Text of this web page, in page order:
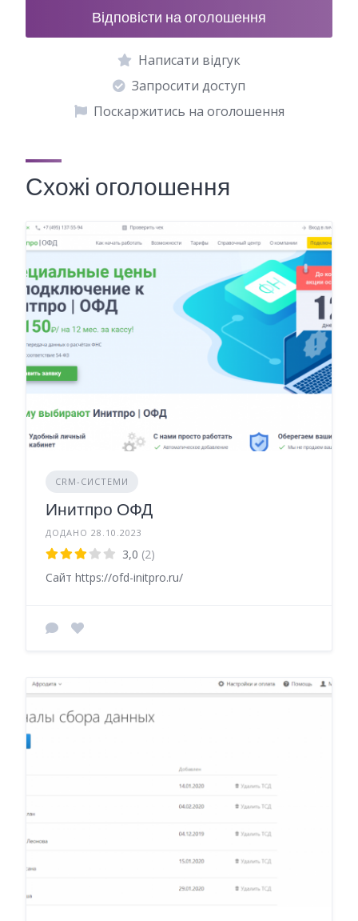
Відповісти на оголошення
Написати відгук
Запросити доступ
Поскаржитись на оголошення
Схожі оголошення
CRM-СИСТЕМИ
Инитпро ОФД
ДОДАНО 28.10.2023
3,0 (2)
Сайт https://ofd-initpro.ru/